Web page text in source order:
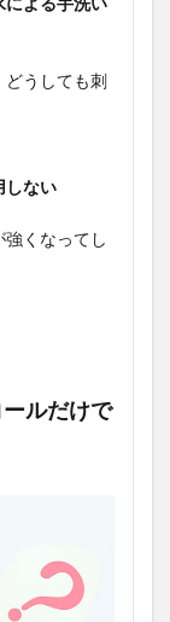
どうしても刺
しない
くなってし
ルだけで